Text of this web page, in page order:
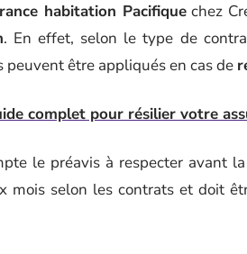
habitation Pacifiquechez
. En effet, selon le type de
être appliqués en cas de
complet pour résilier votre
le préavis à respecter avant
mois selon les contrats et doit